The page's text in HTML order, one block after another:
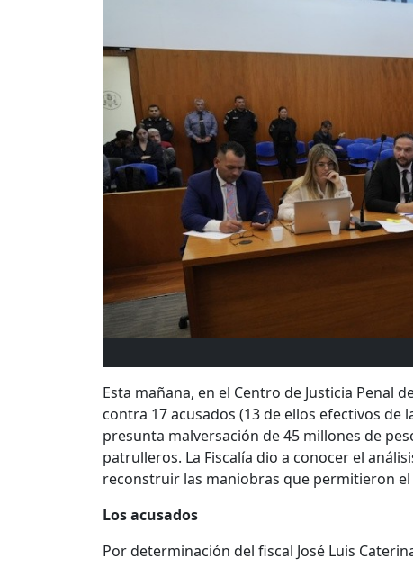
Esta mañana, en el Centro de Justicia Penal
contra 17 acusados (13 de ellos efectivos de
presunta malversación de 45 millones de
patrulleros. La Fiscalía dio a conocer el
reconstruir las maniobras que permitieron
Los acusados
Por determinación del fiscal José Luis